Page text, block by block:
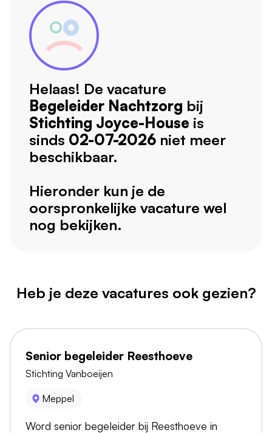
Helaas! De vacature
Begeleider Nachtzorg bij
Stichting Joyce-House is
sinds 02-07-2026 niet meer
beschikbaar.
Hieronder kun je de
oorspronkelijke vacature wel
nog bekijken.
Heb je deze vacatures ook gezien?
Senior begeleider Reesthoeve
Stichting Vanboeijen
Meppel
Word senior begeleider bij Reesthoeve in